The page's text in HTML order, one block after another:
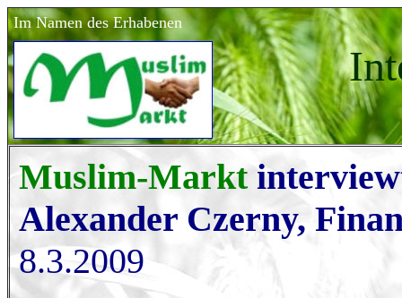
Im Namen des Erhabenen
Muslim-Markt
Alexander Czerny,
8.3.2009